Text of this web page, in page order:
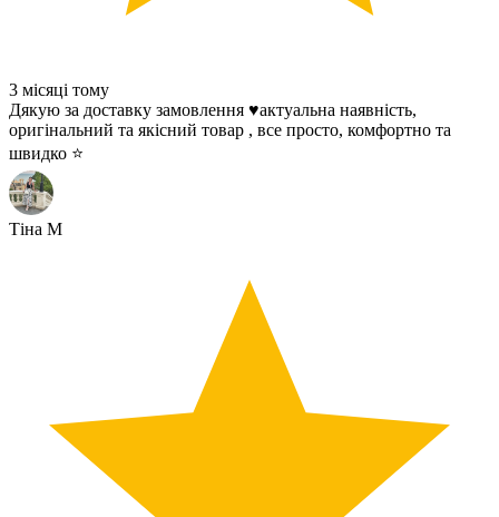
3 місяці тому
Дякую за доставку замовлення ♥️актуальна наявність,
оригінальний та якісний товар , все просто, комфортно та
швидко ⭐️
Тіна М